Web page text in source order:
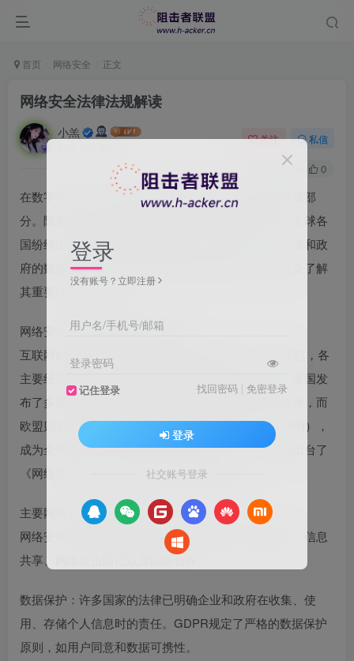
首页 网络安全 正文
网络安全法律法规解读
小羔 关注 私信
26 0
在数字化时代，网络安全已经成为国家安全的重要组成部
分。随着信息技术的快速发展，网络犯罪日益增多，全球各
国纷纷出台有关网络安全法律法规，以保护公民、企业和政
府的数据安全。本文将对这些法规进行解读，帮助公众了解
其重要性和实施细节。
网络安全法律法规的背景与发展
互联网的迅猛发展使网络安全挑战愈加突出，2013年起，各
主要经济体陆续出台不同形式的网络安全法律法规。美国发
布了多部旨在保护国家关键基础设施和公民隐私的法律，而
欧盟则于2018年颁布了《通用数据保护条例》（GDPR），
成为全球范围内最全面的数据保护法律之一。中国也出台了
《网络安全法》，强化了对个人信息的保护。
主要网络安全法规内容解析
网络安全法律法规通常涵盖几个关键领域：数据保护、信息
共享、网络攻击防范以及国际合作。
数据保护：许多国家的法律已明确企业和政府在收集、使
用、存储个人信息时的责任。GDPR规定了严格的数据保护
原则，如用户同意和数据可携性。
登录
没有账号？立即注册
用户名/手机号/邮箱
登录密码
记住登录 找回密码 | 免密登录
登录
社交账号登录